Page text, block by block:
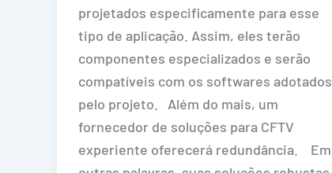
projetados especificamente para esse
tipo de aplicação. Assim, eles terão
componentes especializados e serão
compatíveis com os softwares adotados
pelo projeto. Além do mais, um
fornecedor de soluções para CFTV
experiente oferecerá redundância. Em